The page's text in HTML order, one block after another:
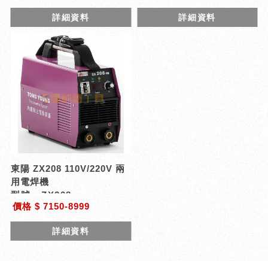
詳細資料 詳細資料
東陽 ZX208 110V/220V 兩
用電焊機
型號 : ZX208
價格 $ 7150-8999
詳細資料